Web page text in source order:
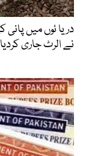
دریا ئوں میں
نے الرٹ جاری کردیا